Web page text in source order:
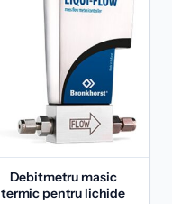
Debitmetru masic
termic pentru lichide